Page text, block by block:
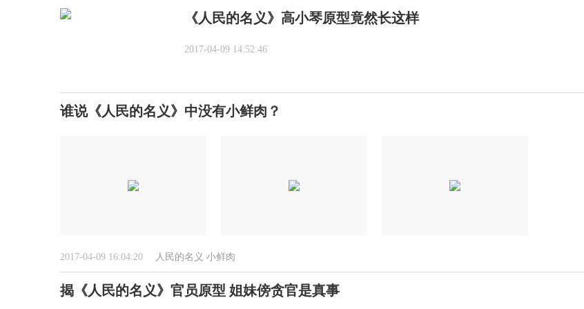
《人民的名义》高小琴原型竟然长这样
2017-04-09 14:52:46
谁说《人民的名义》中没有小鲜肉？
2017-04-09 16:04:20 人民的名义 小鲜肉
揭《人民的名义》官员原型 姐妹傍贪官是真事